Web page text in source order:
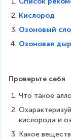
Кислород
Озоновый
Озоновая
Проверьте себя
Что такое
кислорода и
Какое